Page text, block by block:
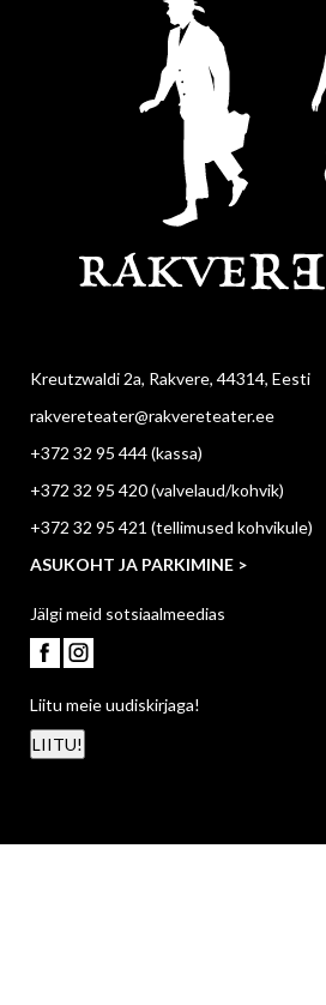
Kreutzwaldi 2a, Rakvere, 44314, Eesti
rakvereteater@rakvereteater.ee
+372 32 95 444(kassa)
+372 32 95 420(valvelaud/kohvik)
+372 32 95 421 (tellimused kohvikule)
ASUKOHT JA PARKIMINE >
Jälgi meid sotsiaalmeedias
Liitu meie uudiskirjaga!